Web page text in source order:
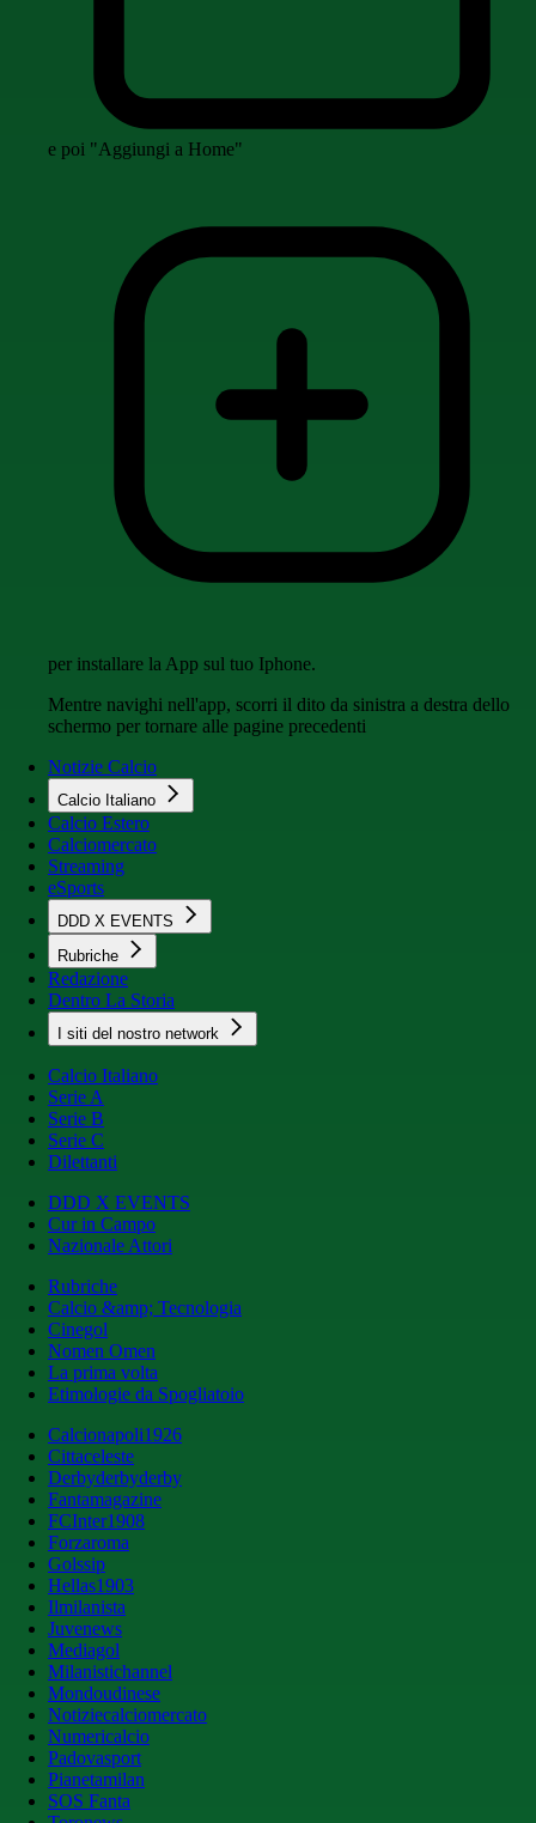
e poi "Aggiungi a Home"
per installare la App sul tuo Iphone.
Mentre navighi nell'app, scorri il dito da sinistra a destra dello
schermo per tornare alle pagine precedenti
Notizie Calcio
Calcio Italiano
Calcio Estero
Calciomercato
Streaming
eSports
DDD X EVENTS
Rubriche
Redazione
Dentro La Storia
I siti del nostro network
Calcio Italiano
Serie A
Serie B
Serie C
Dilettanti
DDD X EVENTS
Cur in Campo
Nazionale Attori
Rubriche
Calcio &amp; Tecnologia
Cinegol
Nomen Omen
La prima volta
Etimologie da Spogliatoio
Calcionapoli1926
Cittaceleste
Derbyderbyderby
Fantamagazine
FCInter1908
Forzaroma
Golssip
Hellas1903
Ilmilanista
Juvenews
Mediagol
Milanistichannel
Mondoudinese
Notiziecalciomercato
Numericalcio
Padovasport
Pianetamilan
SOS Fanta